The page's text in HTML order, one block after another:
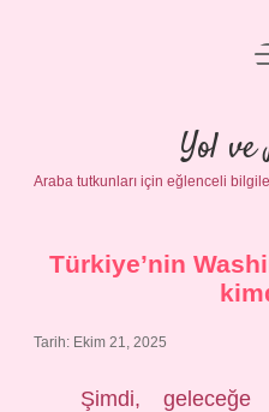
Gizlilik
Yasal
Yol ve
Araba tutkunları için eğlenceli
Türkiye’nin
Tarih: Ekim 21, 2025
Şimdi,